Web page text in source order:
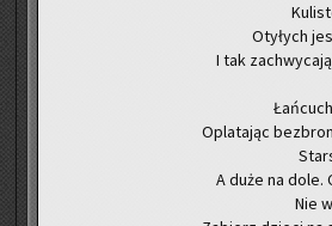
Ku­li­ste
Oty­łych jesz­cze
I tak za­chwy­ca­ją­cych
Łań­cu­chy wiją
Opla­ta­jąc bez­bron­ne
Star­sze
A duże na dole. Czy
Nie